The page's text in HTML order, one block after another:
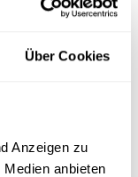
Über Cookies
Anzeigen zu
anbieten
werden